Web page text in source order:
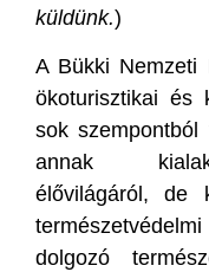
küldünk.)
A Bükki Nemzeti
ökoturisztikai és
sok
annak
élővilágáról, de
dolgozó